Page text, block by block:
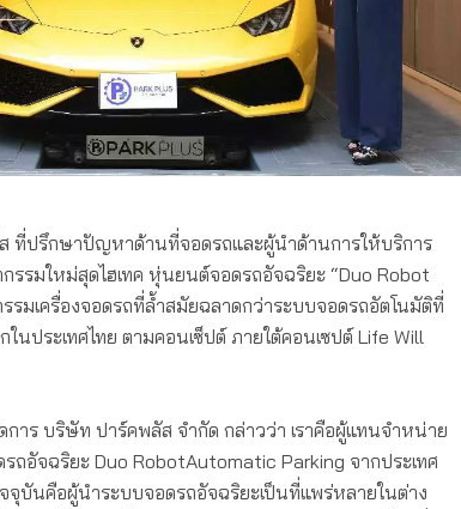
ส ที่ปรึกษาปัญหาด้านที่จอดรถและผู้นำด้านการให้บริการ
รรมใหม่สุดไฮเทค หุ่นยนต์จอดรถอัจฉริยะ “Duo Robot
รมเครื่องจอดรถที่ล้ำสมัยฉลาดกว่าระบบจอดรถอัตโนมัติที่
ในประเทศไทย ตามคอนเซ็ปต์ ภายใต้คอนเซปต์ Life Will
าร บริษัท ปาร์คพลัส จำกัด กล่าวว่า เราคือผู้แทนจำหน่าย
ถอัจฉริยะ Duo RobotAutomatic Parking จากประเทศ
จจุบันคือผู้นำระบบจอดรถอัจฉริยะเป็นที่แพร่หลายในต่าง